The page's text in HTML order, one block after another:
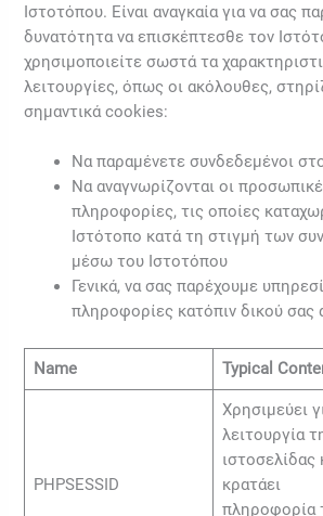
Ιστοτόπου. Είναι αναγκαία για να σας
δυνατότητα να επισκέπτεσθε τον
χρησιμοποιείτε σωστά τα
λειτουργίες, όπως οι ακόλουθες,
σημαντικά cookies:
Να παραμένετε συνδεδεμένοι
Να αναγνωρίζονται οι
πληροφορίες, τις οποίες
Ιστότοπο κατά τη στιγμή των
μέσω του Ιστοτόπου
Γενικά, να σας παρέχουμε
πληροφορίες κατόπιν δικού σας
Name Typical
PHPSESSID
Χρησιμεύει
λειτουργία
ιστοσελίδας
κρατάει
πληροφορία